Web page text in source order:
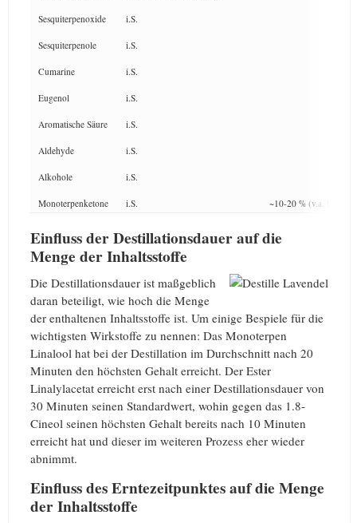
Sesquiterpenoxide i.S.
Sesquiterpenole i.S.
Cumarine i.S.
Eugenol i.S.
Aromatische Säure i.S.
Aldehyde i.S.
Alkohole i.S.
Monoterpenketone i.S. ~10-20 % (v.a.
Einfluss der Destillationsdauer auf die
Menge der Inhaltsstoffe
Die Destillationsdauer ist maßgeblich
daran beteiligt, wie hoch die Menge
der enthaltenen Inhaltsstoffe ist. Um einige Bespiele für die
wichtigsten Wirkstoffe zu nennen: Das Monoterpen
Linalool hat bei der Destillation im Durchschnitt nach 20
Minuten den höchsten Gehalt erreicht. Der Ester
Linalylacetat erreicht erst nach einer Destillationsdauer von
30 Minuten seinen Standardwert, wohin gegen das 1.8-
Cineol seinen höchsten Gehalt bereits nach 10 Minuten
erreicht hat und dieser im weiteren Prozess eher wieder
abnimmt.
Einfluss des Erntezeitpunktes auf die Menge
der Inhaltsstoffe